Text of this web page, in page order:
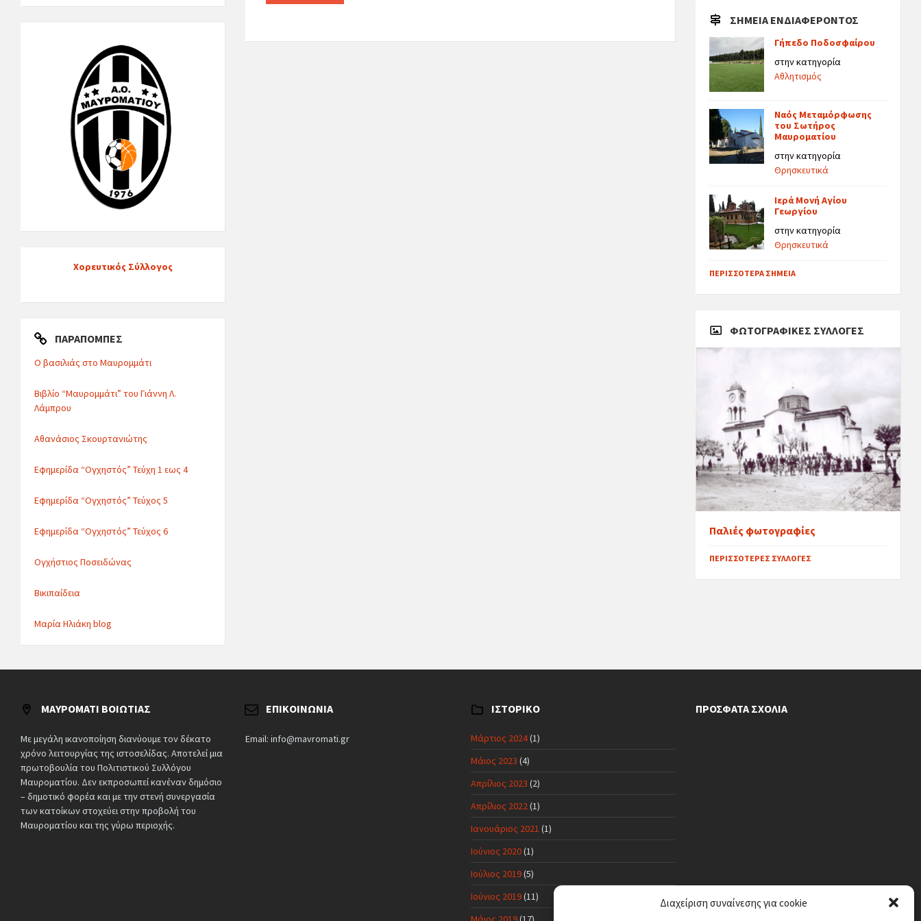
Διαχείριση συναίνεσης για cookie
Χορευτικός Σύλλογος
ΠΑΡΑΠΟΜΠΈΣ
Ο βασιλιάς στο Μαυρομμάτι
Βιβλίο “Μαυρομμάτι” του Γιάννη Λ.
Λάμπρου
Αθανάσιος Σκουρτανιώτης
Εφημερίδα “Ογχηστός” Τεύχη 1 εως 4
Εφημερίδα “Ογχηστός” Τεύχος 5
Εφημερίδα “Ογχηστός” Τεύχος 6
Ογχήστιος Ποσειδώνας
Βικιπαίδεια
Μαρία Ηλιάκη blog
ΣΗΜΕΊΑ ΕΝΔΙΑΦΈΡΟΝΤΟΣ
Γήπεδο Ποδοσφαίρου
στην κατηγορία
Αθλητισμός
Ναός Μεταμόρφωσης
του Σωτήρος
Μαυροματίου
στην κατηγορία
Θρησκευτικά
Ιερά Μονή Αγίου
Γεωργίου
στην κατηγορία
Θρησκευτικά
ΠΕΡΙΣΣΌΤΕΡΑ ΣΗΜΕΊΑ
ΦΩΤΟΓΡΑΦΙΚΈΣ ΣΥΛΛΟΓΈΣ
Παλιές φωτογραφίες
ΠΕΡΙΣΣΌΤΕΡΕΣ ΣΥΛΛΟΓΈΣ
ΜΑΥΡΟΜΆΤΙ ΒΟΙΩΤΊΑΣ
Με μεγάλη ικανοποίηση διανύουμε τον δέκατο
χρόνο λειτουργίας της ιστοσελίδας. Αποτελεί μια
πρωτοβουλία του Πολιτιστικού Συλλόγου
Μαυροματίου. Δεν εκπροσωπεί κανέναν δημόσιο
– δημοτικό φορέα και με την στενή συνεργασία
των κατοίκων στοχεύει στην προβολή του
Μαυροματίου και της γύρω περιοχής.
ΕΠΙΚΟΙΝΩΝΊΑ
Email: info@mavromati.gr
ΙΣΤΟΡΙΚΌ
Μάρτιος 2024(1)
Μάιος 2023 (4)
Απρίλιος 2023 (2)
Απρίλιος 2022(1)
Ιανουάριος 2021 (1)
Ιούνιος 2020(1)
Ιούλιος 2019(5)
Ιούνιος 2019(11)
ΠΡΌΣΦΑΤΑ ΣΧΌΛΙΑ